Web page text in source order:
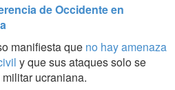
de Occidente en
manifiesta que no hay amenaza
y que sus ataques solo se
ucraniana.